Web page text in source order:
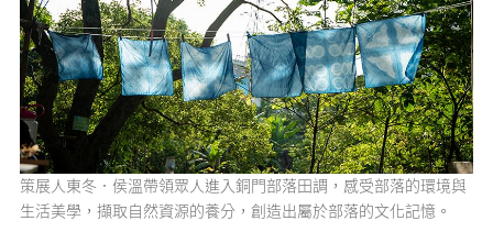
策展人東冬．侯溫帶領眾人進入銅門部落田調，感受部落的環境與
生活美學，擷取自然資源的養分，創造出屬於部落的文化記憶。